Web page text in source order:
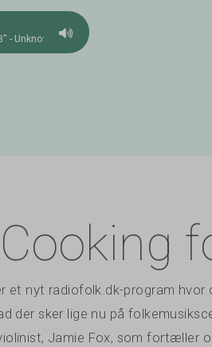
- Unknown
er et nyt radiofolk.dk-program
der sker lige nu på
Jamie Fox, som fortæller